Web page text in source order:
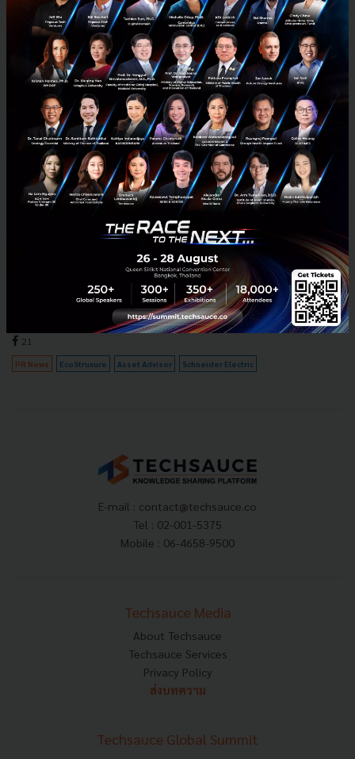
“ชิด แชท โชว์” กับ EcoStruxure™ Asset Advisor แอปฯ
ใหม่จาก Schneider Electric
Schneider Electric เปิดตัวแอปพลิเคชั่น EcoStruxure Asset Advisor
(EAA) พร้อมให้ดาวน์โหลดแล้วในเมืองไทย เพิ่มความสะดวกในการบริหาร
จัดการด้านไอที ช่วยให้ผู้ดูแลระบบ “ใกล้ชิด” กับสินท...
Techsauce Team
21
PR News EcoStruxure Asset Advisor Schneider Electric
E-mail : contact@techsauce.co
Tel : 02-001-5375
Mobile : 06-4658-9500
Techsauce Media
About Techsauce
Techsauce Services
Privacy Policy
ส่งบทความ
Techsauce Global Summit